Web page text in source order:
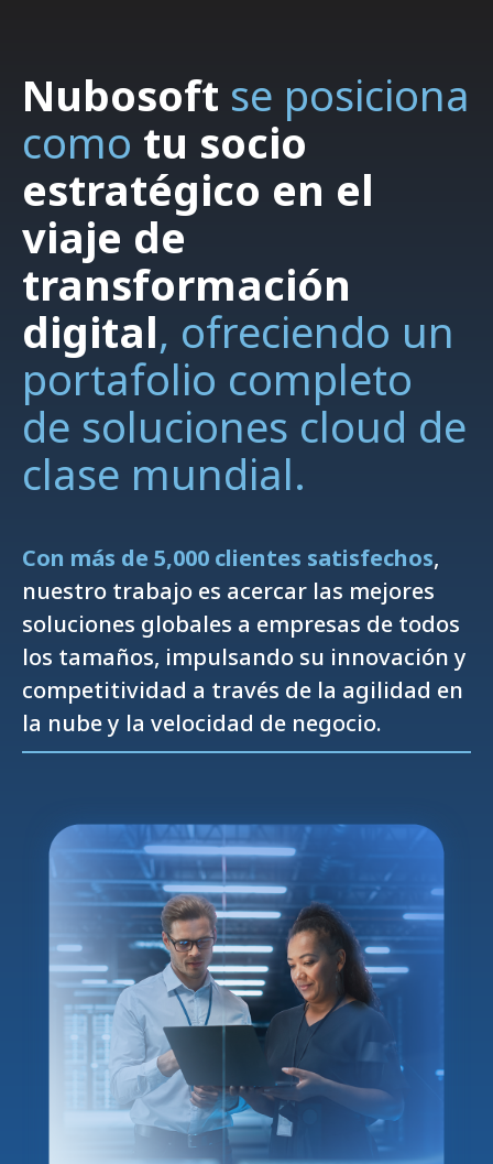
Nubosoft se posiciona
como tu socio
estratégico en el
viaje de
transformación
digital, ofreciendo un
portafolio completo
de soluciones cloud de
clase mundial.
Con más de 5,000 clientes satisfechos,
nuestro trabajo es acercar las mejores
soluciones globales a empresas de todos
los tamaños, impulsando su innovación y
competitividad a través de la agilidad en
la nube y la velocidad de negocio.